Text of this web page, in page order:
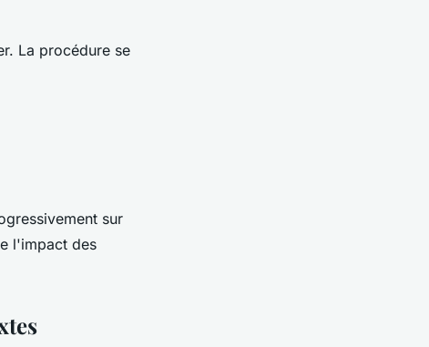
La procédure se
sur
l'impact des